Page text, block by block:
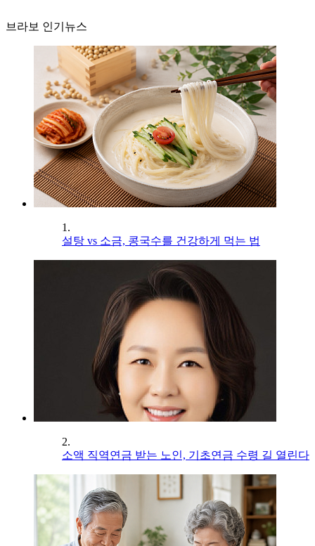
브라보 인기뉴스
1.
설탕 vs 소금, 콩국수를 건강하게 먹는 법
2.
소액 직역연금 받는 노인, 기초연금 수령 길 열린다